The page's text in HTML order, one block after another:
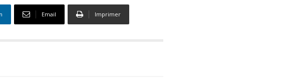
Email Imprimer